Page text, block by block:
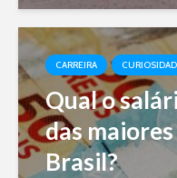
CARREIRA
Qual o
das
Brasil?